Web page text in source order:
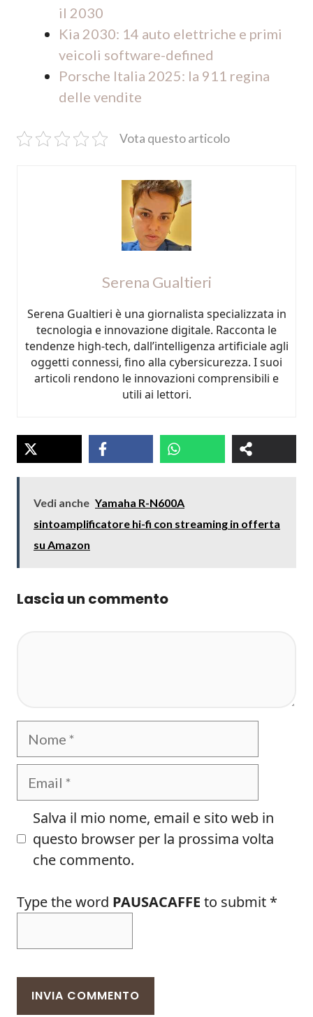
il 2030
Kia 2030: 14 auto elettriche e primi
veicoli software-defined
Porsche Italia 2025: la 911 regina
delle vendite
Vota questo articolo
Serena Gualtieri
Serena Gualtieri è una giornalista specializzata in
tecnologia e innovazione digitale. Racconta le
tendenze high-tech, dall’intelligenza artificiale agli
oggetti connessi, fino alla cybersicurezza. I suoi
articoli rendono le innovazioni comprensibili e
utili ai lettori.
Vedi anche Yamaha R-N600A
sintoamplificatore hi-fi con streaming in offerta
su Amazon
Lascia un commento
Salva il mio nome, email e sito web in
questo browser per la prossima volta
che commento.
Type the word PAUSACAFFE to submit *